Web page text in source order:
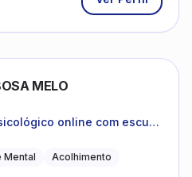
MELO
online com escuta
Mental Acolhimento